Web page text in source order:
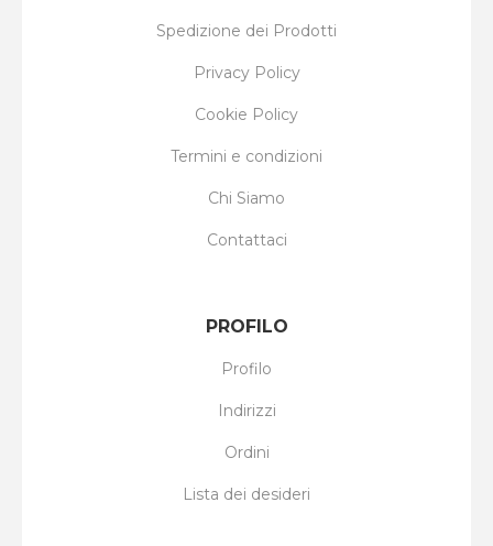
Spedizione dei Prodotti
Privacy Policy
Cookie Policy
Termini e condizioni
Chi Siamo
Contattaci
PROFILO
Profilo
Indirizzi
Ordini
Lista dei desideri